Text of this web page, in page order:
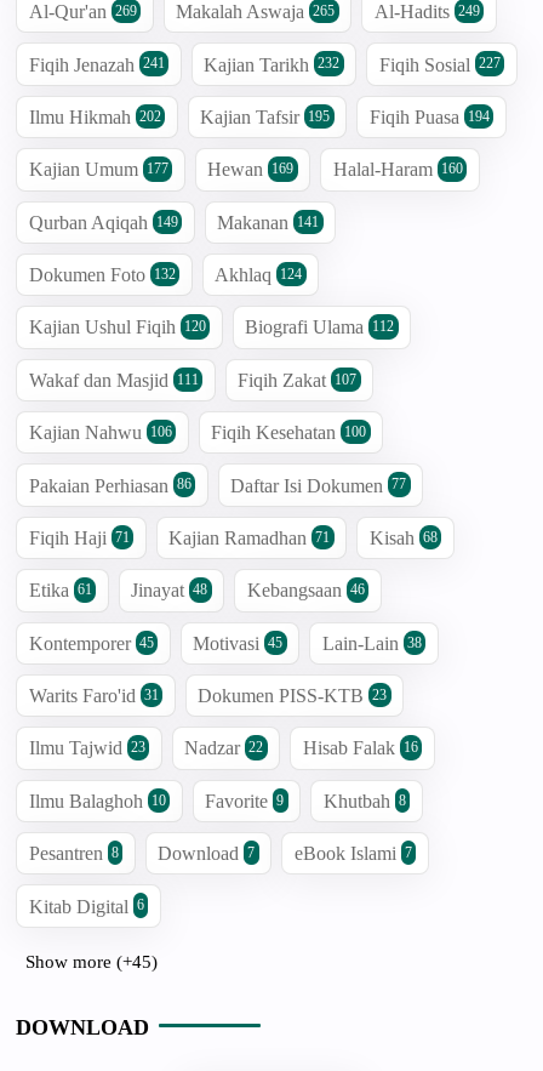
Al-Qur'an 269 Makalah Aswaja 265 Al-Hadits 249
Fiqih Jenazah 241 Kajian Tarikh 232 Fiqih Sosial 227
Ilmu Hikmah 202 Kajian Tafsir 195 Fiqih Puasa 194
Kajian Umum 177 Hewan 169 Halal-Haram 160
Qurban Aqiqah 149 Makanan 141
Dokumen Foto 132 Akhlaq 124
Kajian Ushul Fiqih 120 Biografi Ulama 112
Wakaf dan Masjid 111 Fiqih Zakat 107
Kajian Nahwu 106 Fiqih Kesehatan 100
Pakaian Perhiasan 86 Daftar Isi Dokumen 77
Fiqih Haji 71 Kajian Ramadhan 71 Kisah 68
Etika 61 Jinayat 48 Kebangsaan 46
Kontemporer 45 Motivasi 45 Lain-Lain 38
Warits Faro'id 31 Dokumen PISS-KTB 23
Ilmu Tajwid 23 Nadzar 22 Hisab Falak 16
Ilmu Balaghoh 10 Favorite 9 Khutbah 8
Pesantren 8 Download 7 eBook Islami 7
Kitab Digital 6
Show more (+45)
DOWNLOAD